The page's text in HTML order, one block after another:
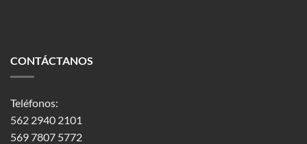
CONTÁCTANOS
Teléfonos:
562 2940 2101
569 7807 5772